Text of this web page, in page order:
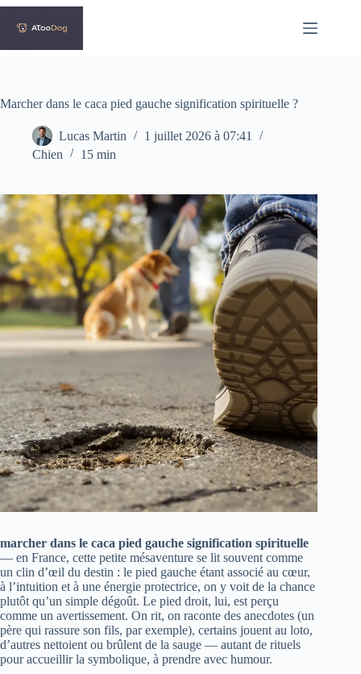
Passer
contenu
Marcher dans le caca pied gauche signification spirituelle ?
Lucas Martin
1 juillet 2026 à 07:41
Chien
15 min
marcher dans le caca pied gauche signification spirituelle
— en France, cette petite mésaventure se lit souvent comme
un clin d’œil du destin : le pied gauche étant associé au cœur,
à l’intuition et à une énergie protectrice, on y voit de la chance
plutôt qu’un simple dégoût. Le pied droit, lui, est perçu
comme un avertissement. On rit, on raconte des anecdotes (un
père qui rassure son fils, par exemple), certains jouent au loto,
d’autres nettoient ou brûlent de la sauge — autant de rituels
pour accueillir la symbolique, à prendre avec humour.